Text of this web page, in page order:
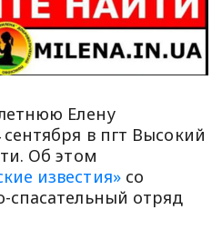
Елену
в пгт Высокий
Об этом
известия»со
спасательный отряд